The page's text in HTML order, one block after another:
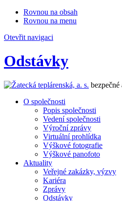
Rovnou na obsah
Rovnou na menu
Otevřit navigaci
Odstávky
bezpečné
O společnosti
Popis společnosti
Vedení společnosti
Výroční zprávy
Virtuální prohlídka
Výškové fotografie
Výškové panofoto
Aktuality
Veřejné zakázky, výzvy
Kariéra
Zprávy
Odstávky